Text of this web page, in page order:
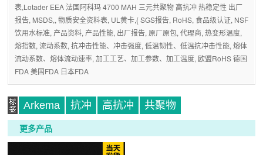
表,Lotader EEA 法国阿科玛 4700 MAH 三元共聚物 高抗冲 热稳定性 出厂
报告, MSDS,, 物质安全资料表, UL黄卡,{ SGS报告, RoHS, 食品级认证, NSF
饮用水标准, 产品资料, 产品性能, 出厂报告, 原厂原包, 代理商, 热变形温度,
熔指数, 流动系数, 抗冲击性能、冲击强度, 低温韧性、低温抗冲击性能, 熔体
流动系数、熔体流动速率, 加工工艺、加工参数、加工温度, 欧盟RoHS 德国
FDA 美国FDA 日本FDA
Arkema 抗冲 高抗冲
共聚物
更多产品